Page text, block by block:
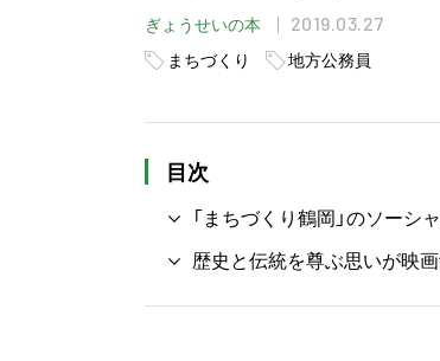
ぎょうせいの本 2019.03.27
まちづくり 地方公務員
目次
「まちづくり鶴岡」のソー
歴史と伝統を尊ぶ思いが映